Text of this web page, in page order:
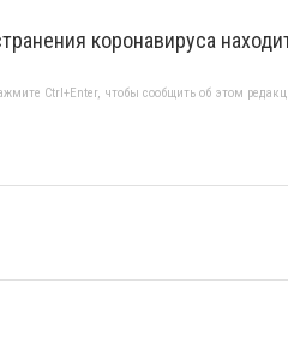
коронавируса
Ctrl+Enter, чтобы сообщить об этом